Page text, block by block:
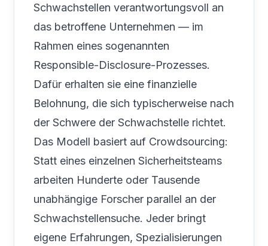
Schwachstellen verantwortungsvoll an
das betroffene Unternehmen — im
Rahmen eines sogenannten
Responsible-Disclosure-Prozesses.
Dafür erhalten sie eine finanzielle
Belohnung, die sich typischerweise nach
der Schwere der Schwachstelle richtet.
Das Modell basiert auf Crowdsourcing:
Statt eines einzelnen Sicherheitsteams
arbeiten Hunderte oder Tausende
unabhängige Forscher parallel an der
Schwachstellensuche. Jeder bringt
eigene Erfahrungen, Spezialisierungen